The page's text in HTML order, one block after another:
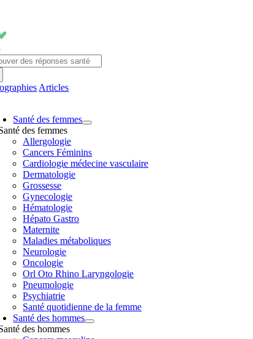
contenu
Articles
Santé des femmes
des femmes
Allergologie
Cancers Féminins
Cardiologie médecine vasculaire
Dermatologie
Grossesse
Gynecologie
Hématologie
Hépato Gastro
Maternite
Maladies métaboliques
Neurologie
Oncologie
Orl Oto Rhino Laryngologie
Pneumologie
Psychiatrie
Santé quotidienne de la femme
Santé des hommes
des hommes